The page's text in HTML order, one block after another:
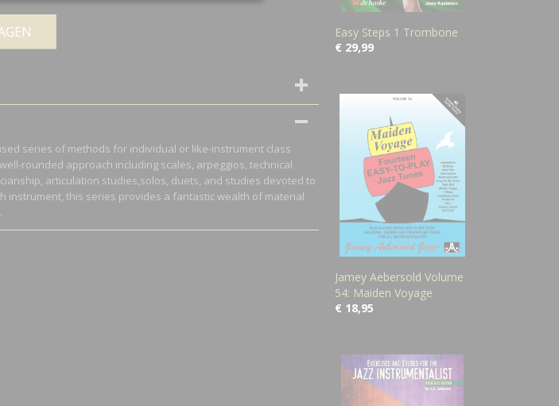
0,20 Kg
series of methods for individual or like-instrument class
rounded approach including scales, arpeggios, technical
articulation studies,solos, duets, and studies devoted to
instrument, this series provides a fantastic wealth of material
Easy Steps 1 Trombone
€ 29,99
Jamey Aebersold Volume
54: Maiden Voyage
€ 18,95